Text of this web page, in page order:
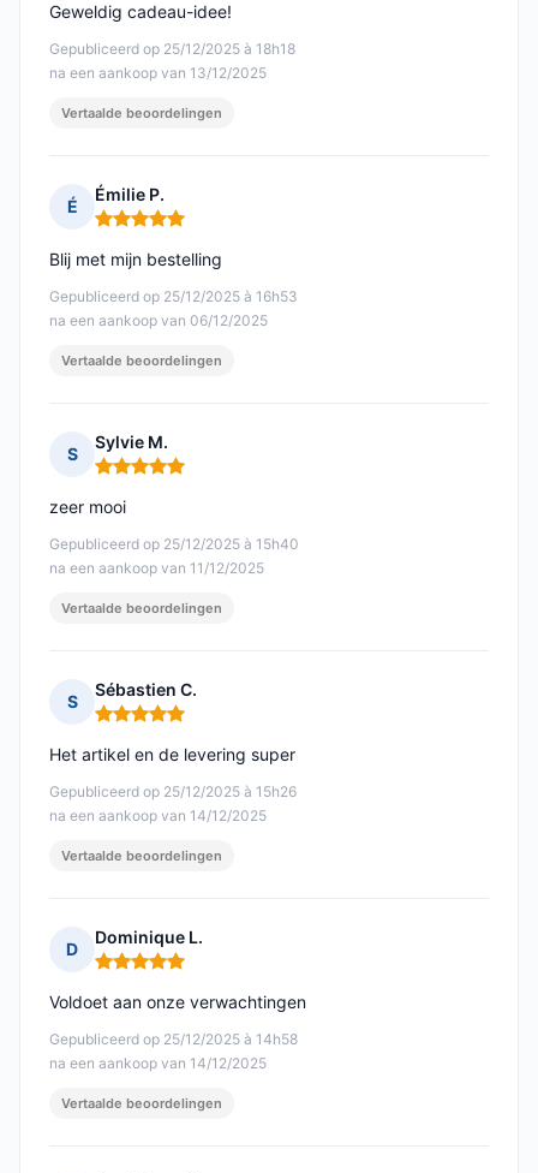
Gepubliceerd op 25/12/2025 à 18h18
na een aankoop van 13/12/2025
Geweldig cadeau-idee!
Vertaalde beoordelingen
É
Émilie P.
Opmerking: 5 van 5
Gepubliceerd op 25/12/2025 à 16h53
na een aankoop van 06/12/2025
Blij met mijn bestelling
Vertaalde beoordelingen
S
Sylvie M.
Opmerking: 5 van 5
Gepubliceerd op 25/12/2025 à 15h40
na een aankoop van 11/12/2025
zeer mooi
Vertaalde beoordelingen
S
Sébastien C.
Opmerking: 5 van 5
Gepubliceerd op 25/12/2025 à 15h26
na een aankoop van 14/12/2025
Het artikel en de levering super
Vertaalde beoordelingen
D
Dominique L.
Opmerking: 5 van 5
Gepubliceerd op 25/12/2025 à 14h58
na een aankoop van 14/12/2025
Voldoet aan onze verwachtingen
Vertaalde beoordelingen